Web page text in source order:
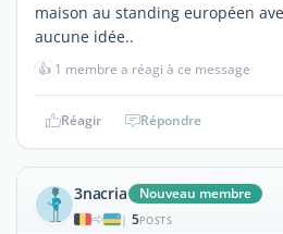
maison au standing européen
aucune idée..
👍 1 membre a réagi à ce message
Réagir Répondre
3nacria Nouveau membre
| 5POSTS